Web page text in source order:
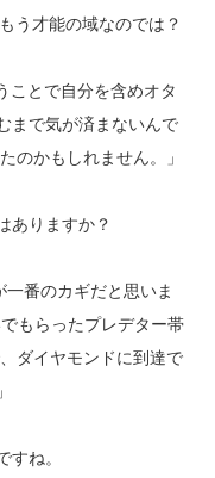
う才能の域なのでは？
ことで自分を含めオタ
まで気が済まないんで
のかもしれません。」
ありますか？
番のカギだと思いま
もらったプレデター帯
ダイヤモンドに到達で
ね。